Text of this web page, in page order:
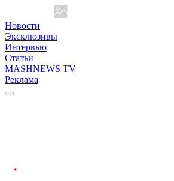
Новости
Эксклюзивы
Интервью
Статьи
MASHNEWS TV
Реклама